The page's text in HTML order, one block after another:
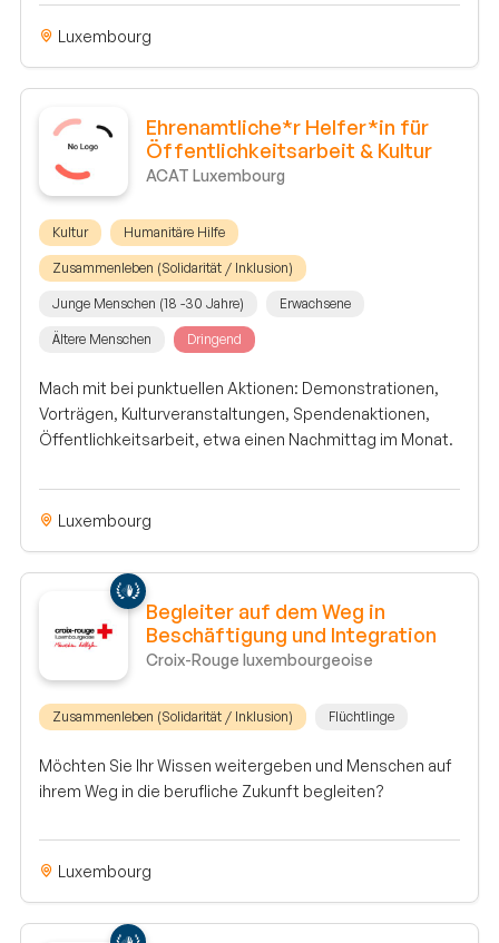
Luxembourg
Ehrenamtliche*r Helfer*in für
Öffentlichkeitsarbeit & Kultur
ACAT Luxembourg
Kultur Humanitäre Hilfe
Zusammenleben (Solidarität / Inklusion)
Junge Menschen (18 -30 Jahre) Erwachsene
Ältere Menschen Dringend
Mach mit bei punktuellen Aktionen: Demonstrationen,
Vorträgen, Kulturveranstaltungen, Spendenaktionen,
Öffentlichkeitsarbeit, etwa einen Nachmittag im Monat.
Luxembourg
Begleiter auf dem Weg in
Beschäftigung und Integration
Croix-Rouge luxembourgeoise
Zusammenleben (Solidarität / Inklusion) Flüchtlinge
Möchten Sie Ihr Wissen weitergeben und Menschen auf
ihrem Weg in die berufliche Zukunft begleiten?
Luxembourg